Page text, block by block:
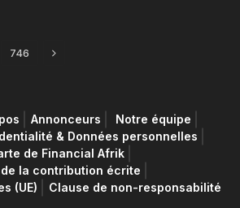
746 Next
Annonceurs
Notre équipe
& Données personnelles
de Financial Afrik
de la contribution écrite
(UE)
Clause de non-responsabilité